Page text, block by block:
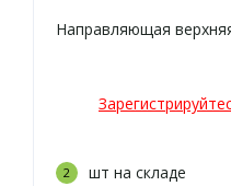
Направляющая
2 шт на складе